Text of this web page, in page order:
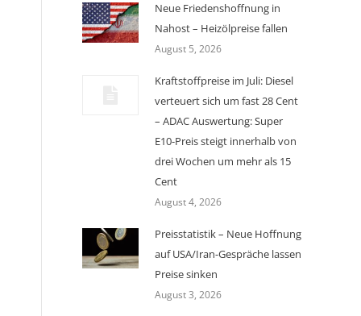
Neue Friedenshoffnung in
Nahost – Heizölpreise fallen
August 5, 2026
Kraftstoffpreise im Juli: Diesel
verteuert sich um fast 28 Cent
– ADAC Auswertung: Super
E10-Preis steigt innerhalb von
drei Wochen um mehr als 15
Cent
August 4, 2026
Preisstatistik – Neue Hoffnung
auf USA/Iran-Gespräche lassen
Preise sinken
August 3, 2026